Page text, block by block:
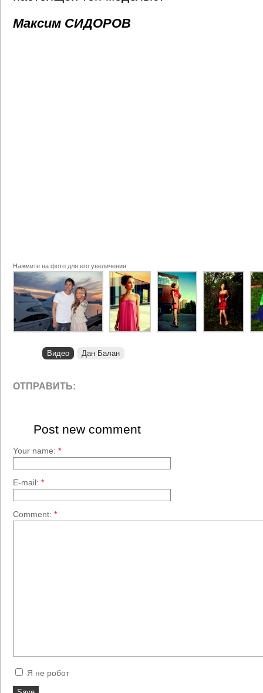
Максим СИДОРОВ
Нажмите на фото для его увеличения
Видео Дан Балан
ОТПРАВИТЬ:
Post new comment
Your name: *
E-mail: *
Comment: *
Я не робот